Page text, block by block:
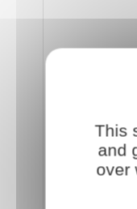
Pour
utiliser la
les facultés de
This
and
over